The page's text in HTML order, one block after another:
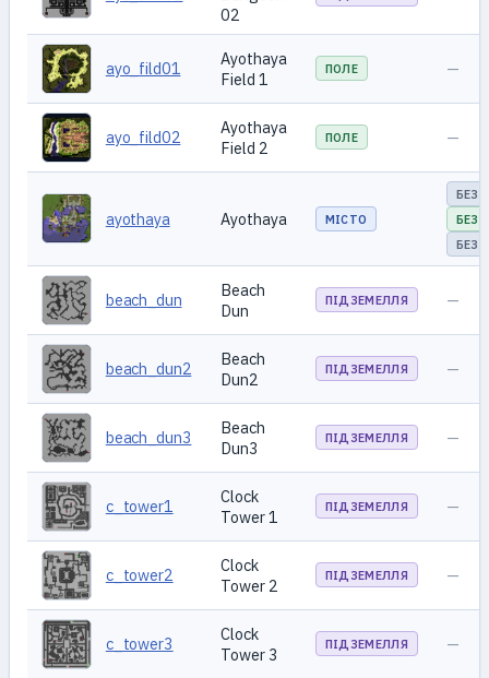
02
ayo_fild01
Ayothaya
Field 1
ПОЛЕ —
ayo_fild02
Ayothaya
Field 2
ПОЛЕ —
ayothaya Ayothaya МІСТО
БЕЗ
БЕЗ
БЕЗ
beach_dun
Beach
Dun
ПІДЗЕМЕЛЛЯ —
beach_dun2
Beach
Dun2
ПІДЗЕМЕЛЛЯ —
beach_dun3
Beach
Dun3
ПІДЗЕМЕЛЛЯ —
c_tower1
Clock
Tower 1
ПІДЗЕМЕЛЛЯ —
c_tower2
Clock
Tower 2
ПІДЗЕМЕЛЛЯ —
c_tower3
Clock
Tower 3
ПІДЗЕМЕЛЛЯ —